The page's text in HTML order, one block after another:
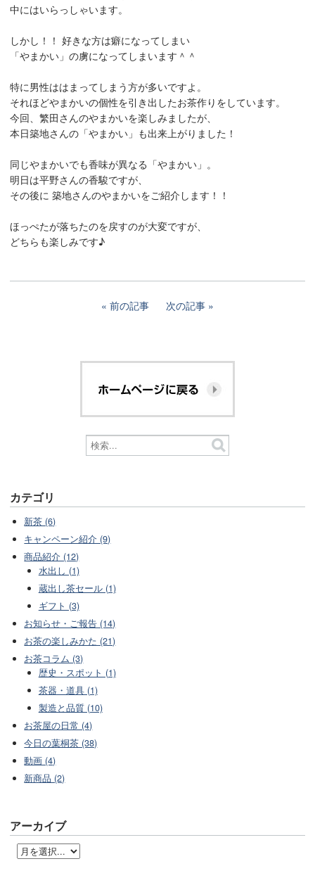
中にはいらっしゃいます。
しかし！！ 好きな方は癖になってしまい
「やまかい」の虜になってしまいます＾＾
特に男性ははまってしまう方が多いですよ。
それほどやまかいの個性を引き出したお茶作りをしています。
今回、繁田さんのやまかいを楽しみましたが、
本日築地さんの「やまかい」も出来上がりました！
同じやまかいでも香味が異なる「やまかい」。
明日は平野さんの香駿ですが、
その後に 築地さんのやまかいをご紹介します！！
ほっぺたが落ちたのを戻すのが大変ですが、
どちらも楽しみです♪
前の記事 次の記事
カテゴリ
新茶 (6)
キャンペーン紹介 (9)
商品紹介 (12)
水出し (1)
蔵出し茶セール (1)
ギフト (3)
お知らせ・ご報告 (14)
お茶の楽しみかた (21)
お茶コラム (3)
歴史・スポット (1)
茶器・道具 (1)
製造と品質 (10)
お茶屋の日常 (4)
今日の葉桐茶 (38)
動画 (4)
新商品 (2)
アーカイブ